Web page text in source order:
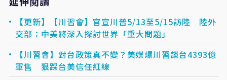
【更新】【川習會】官宣川普5/13至5/15訪陸 陸外
交部：中美將深入探討世界「重大問題」
【川習會】對台政策真不變？美媒爆川習談台4393億
軍售 狠踩台美信任紅線